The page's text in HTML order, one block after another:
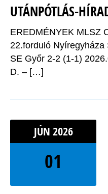
UTÁNPÓTLÁS-
EREDMÉNYEK MLSZ
22.forduló
SE Győr 2-2 (1-1)
D. – […]
JÚN 2026
01